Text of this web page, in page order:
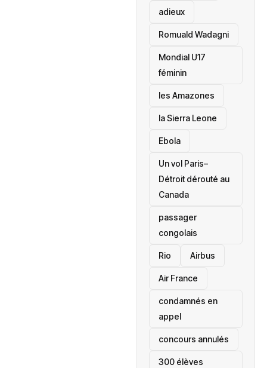
adieux
Romuald Wadagni
Mondial U17
féminin
les Amazones
la Sierra Leone
‎Ebola
Un vol Paris–
Détroit dérouté au
Canada
passager
congolais
Rio Airbus
Air France
condamnés en
appel
concours annulés
300 élèves